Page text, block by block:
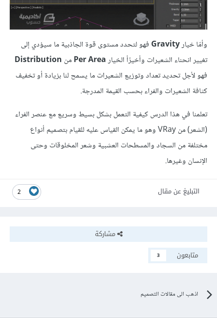
وأمّا خيارGravity فهو لتحدد مستوى قوة الجاذبية ما سيؤدي إلى
تغيير انحناء الشعيرات وأخيرًأ الخيارPer Areaمن Distribution
فهو لأجل تحديد تعداد وتوزيع الشعيرات ما يسمح لنا بزيادة أو تخفيف
كثافة الشعيرات والفراء بحسب القيمة المدرجة.
تعلمنا في هذا الدرس كيفية التعمل بشكل بسيط وسريع مع عنصر الفراء
(الشعر) من VRay وهو ما يمكن القياس عليه للقيام بتصميم أنواع
مختلفة من السجاد والمسطحات العشبية وشعر المخلوقات وحتى
الإنسان وغيرها.
2 التبليغ عن مقال
مشاركة
متابعون
3
اذهب الى مقالات التصميم